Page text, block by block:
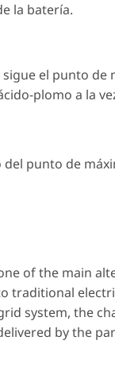
la batería.
el punto de
plomo a la
punto de
of the main
traditional
system, the
by the